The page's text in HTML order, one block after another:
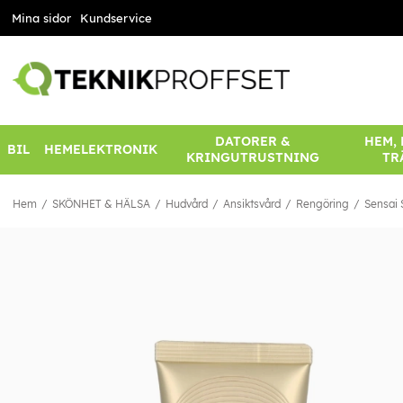
Mina sidor Kundservice
BIL HEMELEKTRONIK
DATORER &
KRINGUTRUSTNING
HEM,
Hem SKÖNHET & HÄLSA Hudvård Ansiktsvård Rengöring Sensai